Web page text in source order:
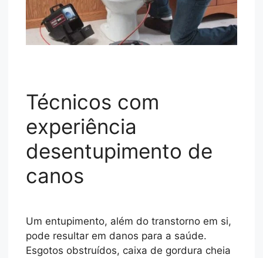
Técnicos com
experiência
desentupimento de
canos
Um entupimento, além do transtorno em si,
pode resultar em danos para a saúde.
Esgotos obstruídos, caixa de gordura cheia